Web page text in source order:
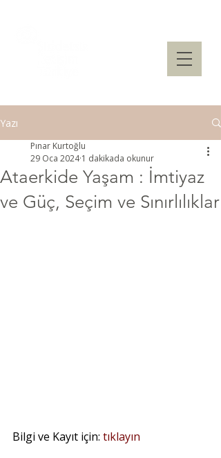
Yazı
Ataerkide Yaşam : İmtiyaz
ve Güç, Seçim ve Sınırlılıklar
Pınar Kurtoğlu
29 Oca 2024 1 dakikada okunur
Bilgi ve Kayıt için: tıklayın